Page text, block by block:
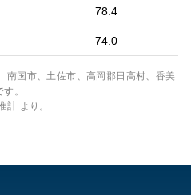
78.4
74.0
南国市、土佐市、高岡郡日高村、香美
。
より。